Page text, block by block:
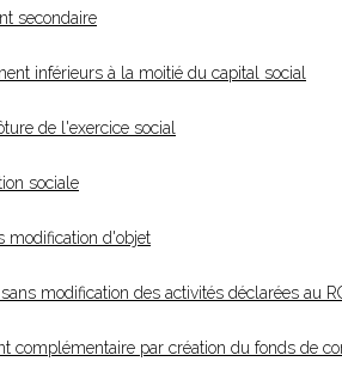
secondaire
inférieurs à la moitié du capital social
de l'exercice social
sociale
modification d'objet
modification des activités déclarées au
complémentaire par création du fonds de